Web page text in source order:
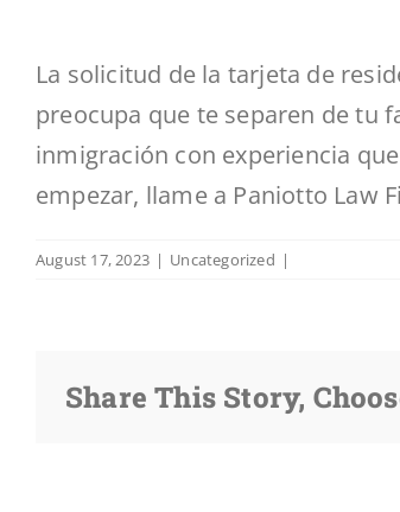
La solicitud de la tarjeta de
preocupa que te separen de tu
inmigración con experiencia
empezar, llame a Paniotto Law
August 17, 2023 | Uncategorized |
Share This Story,